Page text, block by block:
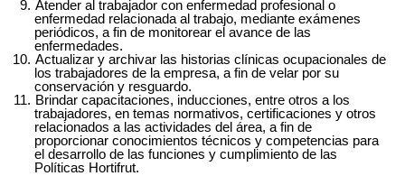
Atender al trabajador con enfermedad profesional o
enfermedad relacionada al trabajo, mediante exámenes
periódicos, a fin de monitorear el avance de las
enfermedades.
Actualizar y archivar las historias clínicas ocupacionales de
los trabajadores de la empresa, a fin de velar por su
conservación y resguardo.
Brindar capacitaciones, inducciones, entre otros a los
trabajadores, en temas normativos, certificaciones y otros
relacionados a las actividades del área, a fin de
proporcionar conocimientos técnicos y competencias para
el desarrollo de las funciones y cumplimiento de las
Políticas Hortifrut.